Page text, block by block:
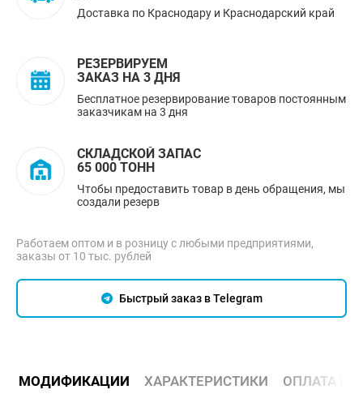
Доставка по Краснодару и Краснодарский край
РЕЗЕРВИРУЕМ
ЗАКАЗ НА 3 ДНЯ
Бесплатное резервирование товаров постоянным
заказчикам на 3 дня
СКЛАДСКОЙ ЗАПАС
65 000 ТОНН
Чтобы предоставить товар в день обращения, мы
создали резерв
Работаем оптом и в розницу с любыми предприятиями,
заказы от 10 тыс. рублей
Быстрый заказ в Telegram
МОДИФИКАЦИИ ХАРАКТЕРИСТИКИ ОПЛАТА И